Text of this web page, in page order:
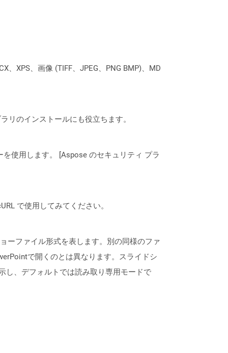
XPS、画像 (TIFF、JPEG、PNG BMP)、MD
リのインストールにも役立ちます。
使用します。 [Aspose のセキュリティ プラ
で使用してみてください。
ーファイル形式を表します。別の同様のファ
で開くのとは異なります。スライドシ
し、デフォルトでは読み取り専用モードで